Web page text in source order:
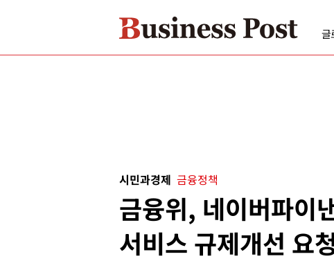
글
시민과경제 금융정책
금융위, 네이버파이
서비스 규제개선 요